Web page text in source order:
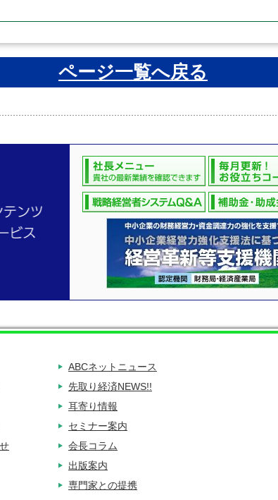
ページ一覧へ戻る
ABCネットニュース
先取り経済NEWS!!
耳寄り情報
セミナー案内
会長コラム
出版案内
専門家との提携